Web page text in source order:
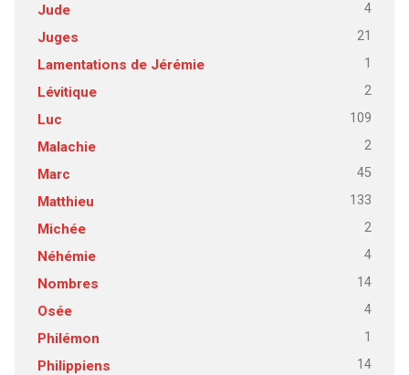
Jude 4
Juges 21
Lamentations de Jérémie 1
Lévitique 2
Luc 109
Malachie 2
Marc 45
Matthieu 133
Michée 2
Néhémie 4
Nombres 14
Osée 4
Philémon 1
Philippiens 14